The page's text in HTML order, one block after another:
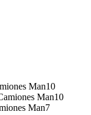
Man10
Man10
Man7